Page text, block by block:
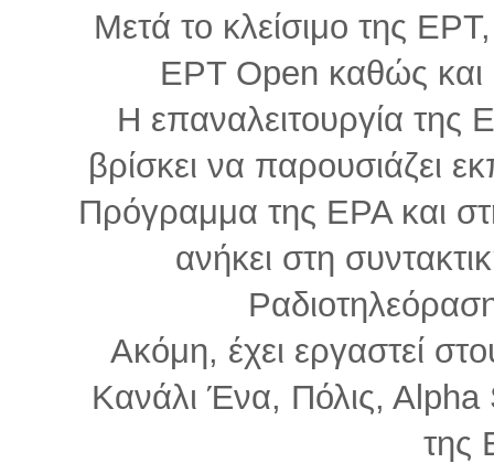
Μετά το κλείσιμο της
ΕΡΤ Οpen καθώς και
Η επαναλειτουργία της
βρίσκει να παρουσιάζει
Πρόγραμμα της ΕΡΑ και
ανήκει στη
Ακόμη, έχει εργαστεί
Κανάλι Ένα, Πόλις, Αlpha
της